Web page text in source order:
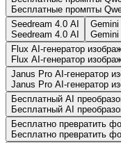
Бесплатные промпты
Seedream 4.0 AI
Seedream 4.0 AI
Gemini
Gemini
Flux AI-генератор
Flux AI-генератор
Janus Pro AI-генератор
Janus Pro AI-генератор
Бесплатный AI
Бесплатный AI
Бесплатно превратить
Бесплатно превратить